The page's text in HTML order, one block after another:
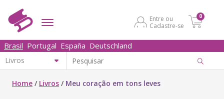
Entre ou
Cadastre-se
0
Brasil Portugal España Deutschland
Home / Livros / Meu coração em tons leves